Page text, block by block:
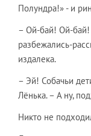
Полундра!» - и
– Ой-бай! Ой-бай!
разбежались-
издалека.
– Эй! Собачьи
Лёнька. – А ну,
Никто не